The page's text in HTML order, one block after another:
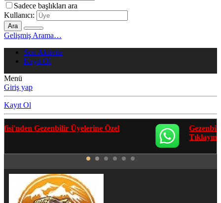
Sadece başlıkları ara
Kullanıcı:
Ara
Gelişmiş Arama…
Son Aktivite
Kayıt Ol
Menü
Giriş yap
Kayıt Ol
Gezenbilir Whatsapp Grupları'na Katılmak İçin
grand51
Yeni Üye